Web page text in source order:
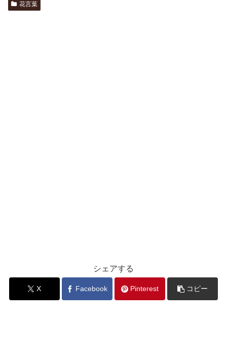
花言葉
シェアする
X Facebook Pinterest コピー